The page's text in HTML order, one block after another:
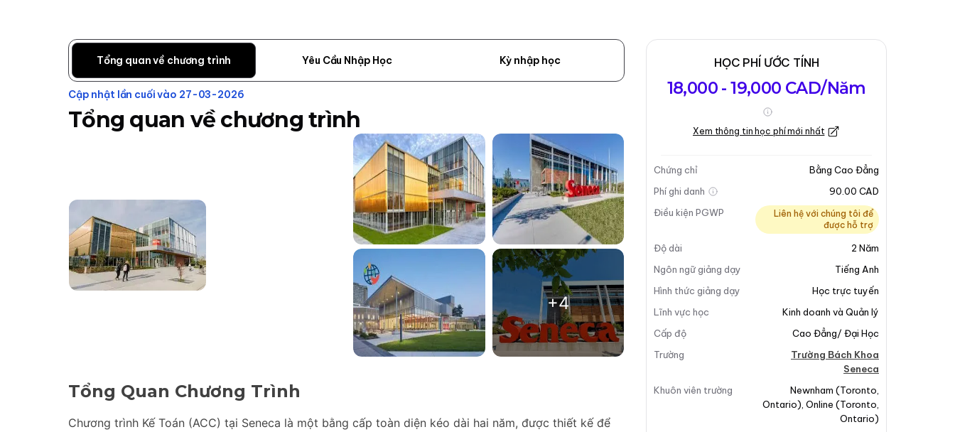
Tổng quan về chương trình Yêu Cầu Nhập Học Kỳ nhập học
Cập nhật lần cuối vào 27-03-2026
Tổng quan về chương trình
+4
Tổng Quan Chương Trình
Chương trình Kế Toán (ACC) tại Seneca là một bằng cấp toàn diện kéo dài hai năm, được thiết kế để
HỌC PHÍ ƯỚC TÍNH
18,000 - 19,000 CAD/Năm
Xem thông tin học phí mới nhất
Chứng chỉ
Bằng Cao Đẳng
Phí ghi danh
90.00 CAD
Điều kiện PGWP
Liên hệ với chúng tôi để
được hỗ trợ
Độ dài 2 Năm
Ngôn ngữ giảng dạy
Tiếng Anh
Hình thức giảng dạy
Học trực tuyến
Lĩnh vực học
Kinh doanh và Quản lý
Cấp độ
Cao Đẳng/ Đại Học
Trường
Trường Bách Khoa
Seneca
Khuôn viên trường
Newnham (Toronto
Ontario) Online (Toronto
Ontario)